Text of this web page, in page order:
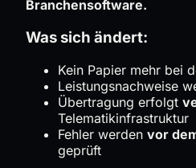
Branchensoftware.
Was sich ändert:
Kein Papier mehr bei
Leistungsnachweise
Übertragung erfolgt
Telematikinfrastruktur
Fehler werden vor
geprüft